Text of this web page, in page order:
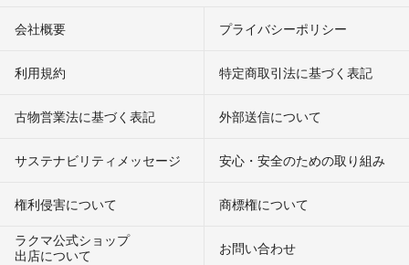
会社概要 プライバシーポリシー
利用規約 特定商取引法に基づく表記
古物営業法に基づく表記 外部送信について
サステナビリティメッセージ 安心・安全のための取り組み
権利侵害について
商標権について
ラクマ公式ショップ
出店について
お問い合わせ